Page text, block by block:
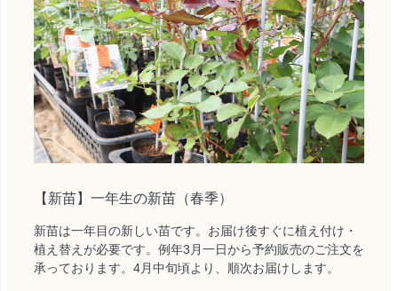
【新苗】一年生の新苗（春季）
新苗は一年目の新しい苗です。お届け後すぐに植え付け・
植え替えが必要です。例年3月一日から予約販売のご注文を
承っております。4月中旬頃より、順次お届けします。